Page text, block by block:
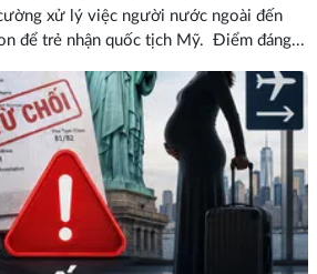
xử lý việc người nước ngoài đến
để trẻ nhận quốc tịch Mỹ. Điểm đáng...